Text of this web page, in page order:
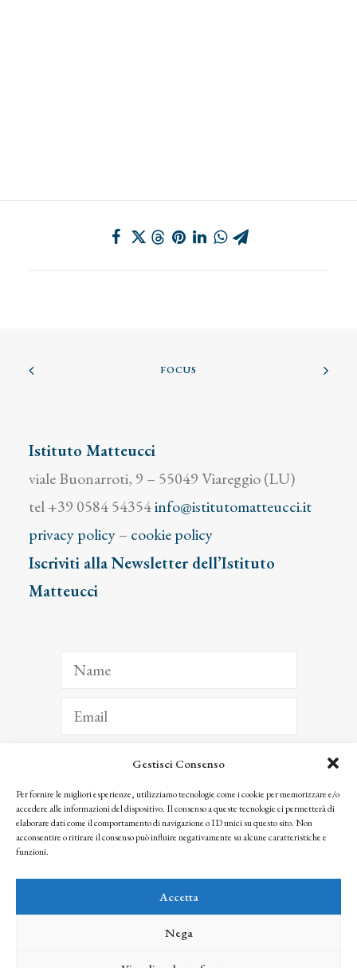
Gestisci Consenso
Per fornire le migliori esperienze, utilizziamo tecnologie come i cookie per memorizzare e/o
accedere alle informazioni del dispositivo. Il consenso a queste tecnologie ci permetterà di
elaborare dati come il comportamento di navigazione o ID unici su questo sito. Non
acconsentire o ritirare il consenso può influire negativamente su alcune caratteristiche e
funzioni.
Accetta
Nega
FOCUS
Istituto Matteucci
viale Buonarroti, 9 – 55049 Viareggio (LU)
tel +39 0584 54354info@istitutomatteucci.it
privacy policy– cookie policy
Iscriviti alla Newsletter dell’Istituto
Matteucci
ISCRIVITI
Facendo clic per iscriverti, riconosci che le tue informazioni saranno trattate
seguendo la nostra Privacy Policy
© 2025 Istituto Matteucci. All right reserved
l’autorizzazione scritta dei proprietari dei diritti e dell’Istituto Matteucci